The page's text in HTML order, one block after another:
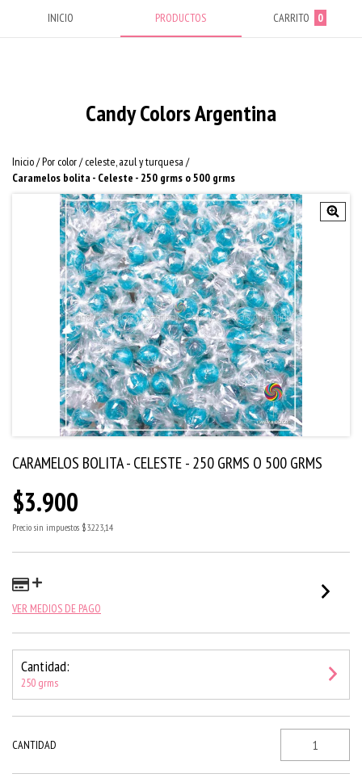
INICIO PRODUCTOS CARRITO 0
Candy Colors Argentina
Inicio/Por color/ celeste, azul y turquesa /
Caramelos bolita - Celeste - 250 grms o 500 grms
CARAMELOS BOLITA - CELESTE - 250 GRMS O 500 GRMS
$3.900
Precio sin impuestos $3.223,14
VER MEDIOS DE PAGO
Cantidad:
250 grms
CANTIDAD